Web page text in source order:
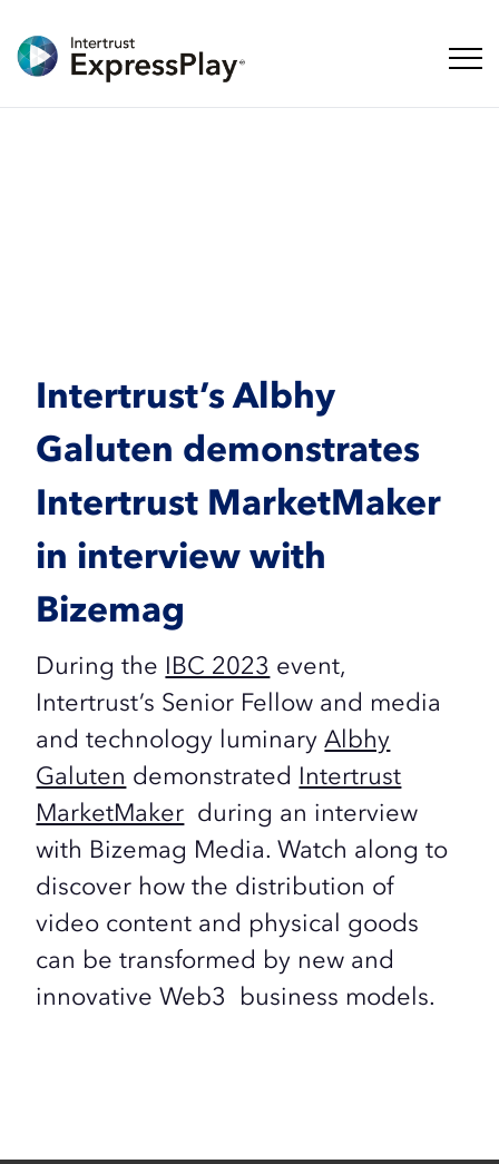
ナビ
Intertrust’s Albhy
Galuten demonstrates
Intertrust MarketMaker
in interview with
Bizemag
During the IBC 2023 event,
Intertrust’s Senior Fellow and media
and technology luminaryAlbhy
Galuten demonstrated Intertrust
MarketMaker during an interview
with Bizemag Media. Watch along to
discover how the distribution of
video content and physical goods
can be transformed by new and
innovativeWeb3 business models.